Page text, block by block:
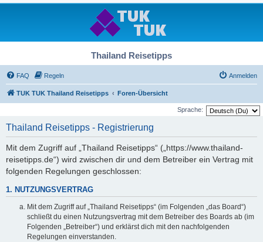
Thailand Reisetipps
FAQ Regeln Anmelden
TUK TUK Thailand Reisetipps Foren-Übersicht
Sprache:
Thailand Reisetipps - Registrierung
Mit dem Zugriff auf „Thailand Reisetipps“ („https://www.thailand-
reisetipps.de“) wird zwischen dir und dem Betreiber ein Vertrag mit
folgenden Regelungen geschlossen:
1. NUTZUNGSVERTRAG
Mit dem Zugriff auf „Thailand Reisetipps“ (im Folgenden „das Board“)
schließt du einen Nutzungsvertrag mit dem Betreiber des Boards ab (im
Folgenden „Betreiber“) und erklärst dich mit den nachfolgenden
Regelungen einverstanden.